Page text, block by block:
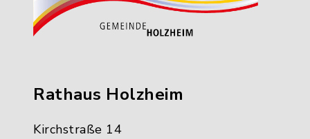
Rathaus Holzheim
Kirchstraße 14